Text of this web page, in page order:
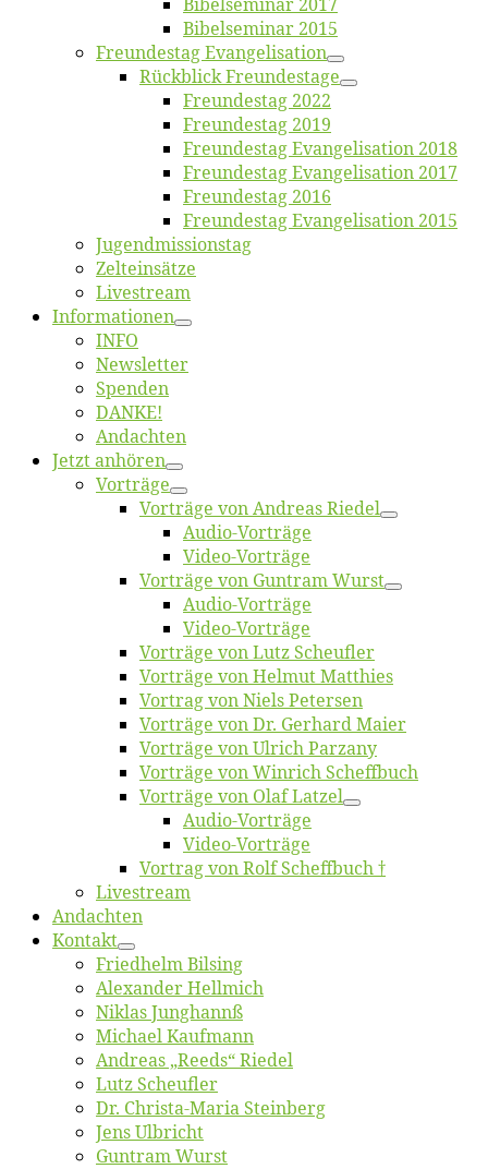
Bibelsemi­nar 2015
Freun­des­tag Evangelisation
Rück­blick Freundestage
Freun­des­tag 2022
Freun­des­tag 2019
Freun­des­tag Evan­ge­li­sa­ti­on 2018
Freun­des­tag Evan­ge­li­sa­ti­on 2017
Freun­des­tag 2016
Freun­des­tag Evan­ge­li­sa­ti­on 2015
Jugend­mis­sions­tag
Zelt­ein­sät­ze
Live­stream
Informatio­nen
INFO
News­let­ter
Spen­den
DANKE!
An­dach­ten
Jetzt an­hö­ren
Vor­trä­ge
Vor­trä­ge von An­dre­as Riedel
Au­dio-Vor­trä­ge
Vi­deo-Vor­trä­ge
Vor­trä­ge von Gun­tram Wurst
Au­dio-Vor­trä­ge
Vi­deo-Vor­trä­ge
Vor­trä­ge von Lutz Scheufler
Vor­trä­ge von Hel­mut Matthies
Vor­trag von Niels Petersen
Vor­trä­ge von Dr. Ger­hard Maier
Vor­trä­ge von Ul­rich Parzany
Vor­trä­ge von Win­rich Scheffbuch
Vor­trä­ge von Olaf Latzel
Au­dio-Vor­trä­ge
Vi­deo-Vor­trä­ge
Vor­trag von Rolf Scheffbuch †
Live­stream
An­dach­ten
Kon­takt
Fried­helm Bilsing
Alex­an­der Hellmich
Ni­klas Junghannß
Mi­cha­el Kaufmann
An­dre­as „Reeds“ Riedel
Lutz Scheuf­ler
Dr. Chris­­ta-Ma­ria Steinberg
Jens Ulb­richt
Gun­tram Wurst